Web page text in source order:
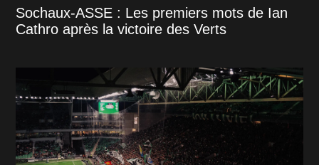
Sochaux-ASSE : Les premiers mots de Ian
Cathro après la victoire des Verts